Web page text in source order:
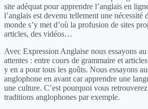
site adéquat pour apprendre l’anglais en
l’anglais est devenu tellement une nécessité
monde s’y met d’où la profusion de sites
articles, des vidéos…
Avec Expression Anglaise nous essayons
attentes : entre cours de grammaire et
y en a pour tous les goûts. Nous essayons
anglophone en avant car apprendre une
une culture. C’est pourquoi vous
traditions anglophones par exemple.